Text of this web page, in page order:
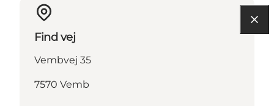
Find vej
Vembvej 35
7570 Vemb